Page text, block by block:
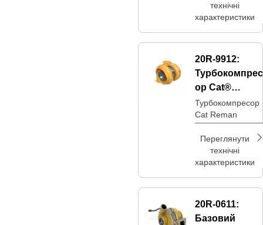
технічні
характеристики
20R-9912:
Турбокомпрес
ор Cat®
Reman
Турбокомпресор
Cat Reman
Переглянути
технічні
характеристики
20R-0611:
Базовий